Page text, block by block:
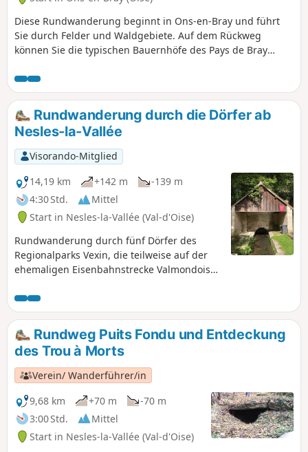
Diese Rundwanderung beginnt in Ons-en-Bray und führt
Sie durch Felder und Waldgebiete. Auf dem Rückweg
können Sie die typischen Bauernhöfe des Pays de Bray
Rundwanderung durch die Dörfer ab
Nesles-la-Vallée
Visorando-Mitglied
14,19 km
+142 m
-139 m
4:30 Std.
Mittel
Start in Nesles-la-Vallée (Val-d'Oise)
Rundwanderung durch fünf Dörfer des
Regionalparks Vexin, die teilweise auf der
ehemaligen Eisenbahnstrecke Valmondois
den 1950er Jahren stillgelegt wurde, deren
ehemalige Bahnhöfe jedoch noch zu sehen
sind.Rundweg Puits Fondu und Entdeckung
des Trou à Morts
Verein/ Wanderführer/in
9,68 km
+70 m
-70 m
3:00 Std.
Mittel
Start in Nesles-la-Vallée (Val-d'Oise)